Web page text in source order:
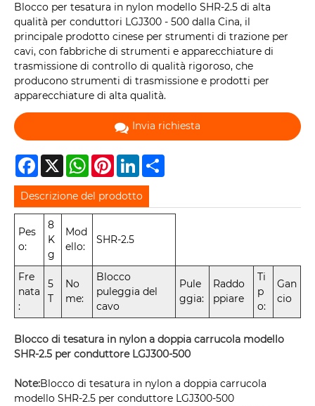
Blocco per tesatura in nylon modello SHR-2.5 di alta
qualità per conduttori LGJ300 - 500 dalla Cina, il
principale prodotto cinese per strumenti di trazione per
cavi, con fabbriche di strumenti e apparecchiature di
trasmissione di controllo di qualità rigoroso, che
producono strumenti di trasmissione e prodotti per
apparecchiature di alta qualità.
Invia richiesta
Facebook
X WhatsAppPinterestLinkedIn
Descrizione del prodotto
Pes
o:
8
K
g
Mod
ello:
SHR-2.5
Fre
nata
:
5
T
No
me:
Blocco
puleggia del
cavo
Pule
ggia:
Raddo
ppiare
Ti
p
o:
Gan
cio
Blocco di tesatura in nylon a doppia carrucola modello
SHR-2.5 per conduttore LGJ300-500
Note:Blocco di tesatura in nylon a doppia carrucola
modello SHR-2.5 per conduttore LGJ300-500